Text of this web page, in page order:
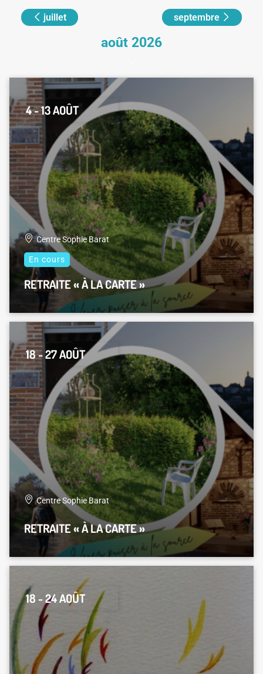
juillet
août 2026
septembre
4 - 13 AOÛT
Centre Sophie Barat
En cours
RETRAITE « À LA CARTE »
18 - 27 AOÛT
Centre Sophie Barat
RETRAITE « À LA CARTE »
18 - 24 AOÛT